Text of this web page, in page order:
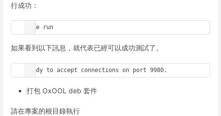
行成功：
make run
如果看到以下訊息，就代表已經可以成功測試了。
Ready to accept connections on port 9980.
打包 OxOOL deb 套件
請在專案的根目錄執行